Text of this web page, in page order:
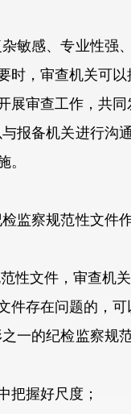
感、专业性强、
，审查机关可以
审查工作，共同
备机关进行沟
。
察规范性文件
文件，审查机关
存在问题的，可
的纪检监察规
握好尺度；